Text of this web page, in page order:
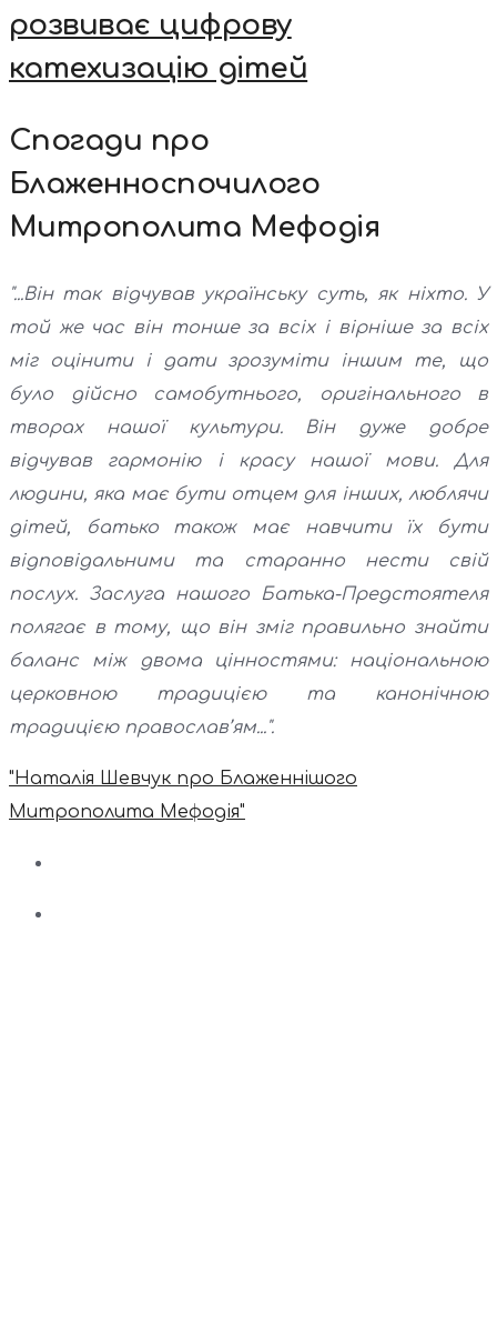
розвиває цифрову
катехизацію дітей
Спогади про
Блаженноспочилого
Митрополита Мефодія
"...Він так відчував українську суть, як ніхто. У
той же час він тонше за всіх і вірніше за всіх
міг оцінити і дати зрозуміти іншим те, що
було дійсно самобутнього, оригінального в
творах нашої культури. Він дуже добре
відчував гармонію і красу нашої мови. Для
людини, яка має бути отцем для інших, люблячи
дітей, батько також має навчити їх бути
відповідальними та старанно нести свій
послух. Заслуга нашого Батька-Предстоятеля
полягає в тому, що він зміг правильно знайти
баланс між двома цінностями: національною
церковною традицією та канонічною
традицією православ’ям...".
"Наталія Шевчук про Блаженнішого
Митрополита Мефодія"